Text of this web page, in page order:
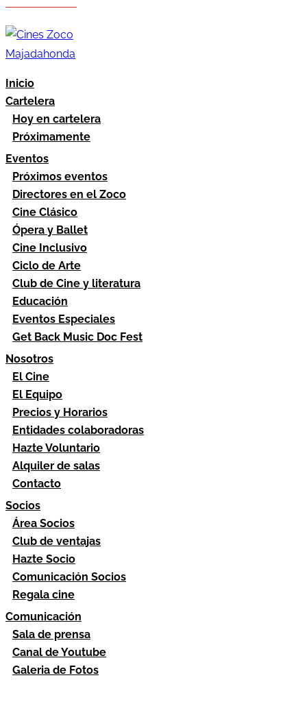
Inicio
Cartelera
Hoy en cartelera
Próximamente
Eventos
Próximos eventos
Directores en el Zoco
Cine Clásico
Ópera y Ballet
Cine Inclusivo
Ciclo de Arte
Club de Cine y literatura
Educación
Eventos Especiales
Get Back Music Doc Fest
Nosotros
El Cine
El Equipo
Precios y Horarios
Entidades colaboradoras
Hazte Voluntario
Alquiler de salas
Contacto
Socios
Área Socios
Club de ventajas
Hazte Socio
Comunicación Socios
Regala cine
Comunicación
Sala de prensa
Canal de Youtube
Galeria de Fotos